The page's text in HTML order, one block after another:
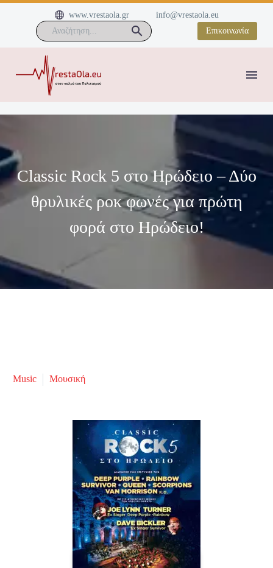

 www.vrestaola.gr
info@vrestaola.eu
Επικοινωνία
Classic Rock 5 στο Ηρώδειο – Δύο
θρυλικές ροκ φωνές για πρώτη
φορά στο Ηρώδειο!
Music Μουσική